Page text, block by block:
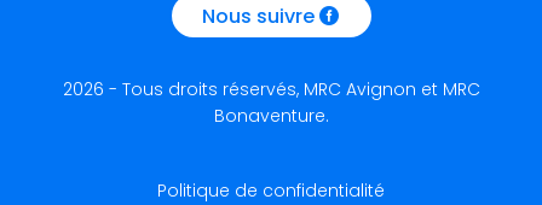
Nous suivre
2026 - Tous droits réservés, MRC Avignon et MRC
Bonaventure.
Politique de confidentialité